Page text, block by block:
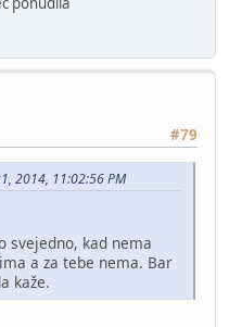
#79
2014, 11:02:56 PM
svejedno, kad nema
a za tebe nema. Bar
kaže.